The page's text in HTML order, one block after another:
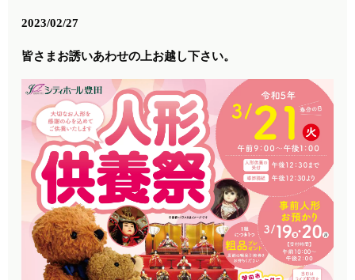
2023/02/27
皆さまお誘いあわせの上お越し下さい。